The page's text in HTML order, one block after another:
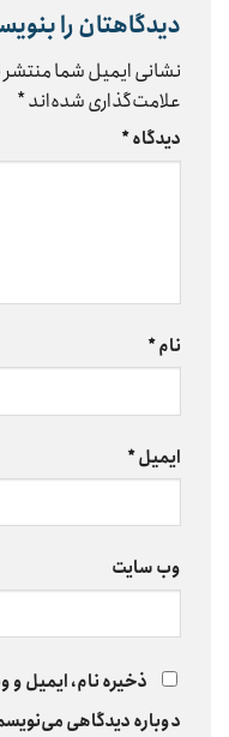
دیدگاهتان را
نشانی ایمیل شما
علامت‌گذاری شده‌اند*
دیدگاه*
نام*
ایمیل*
وب‌ سایت
ذخیره نام، ایمیل و
دوباره دیدگاهی